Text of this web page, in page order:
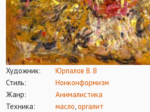
Художник:
Юрпалов В. В
Стиль:
Нонконформизм
Жанр:
Анималистика
Техника:
масло,оргалит